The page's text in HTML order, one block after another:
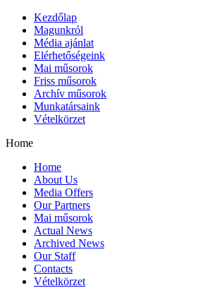
Kezdőlap
Magunkról
Média ajánlat
Elérhetőségeink
Mai műsorok
Friss műsorok
Archív műsorok
Munkatársaink
Vételkörzet
Home
Home
About Us
Media Offers
Our Partners
Mai műsorok
Actual News
Archived News
Our Staff
Contacts
Vételkörzet